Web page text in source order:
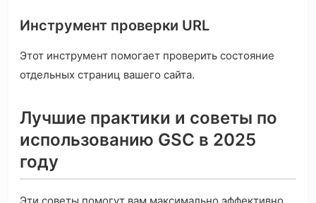
Инструмент проверки URL
Этот инструмент помогает проверить состояние
отдельных страниц вашего сайта.
Лучшие практики и советы по
использованию GSC в 2025
году